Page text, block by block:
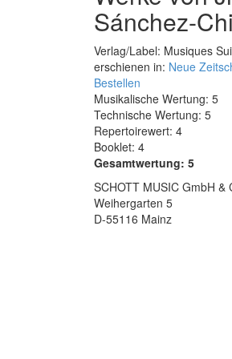
Sánchez-
Verlag/Label: Musiques
erschienen in: Neue
Bestellen
Musikalische Wertung: 5
Technische Wertung: 5
Repertoirewert: 4
Booklet: 4
Gesamtwertung: 5
SCHOTT MUSIC GmbH &
Weihergarten 5
D-55116 Mainz